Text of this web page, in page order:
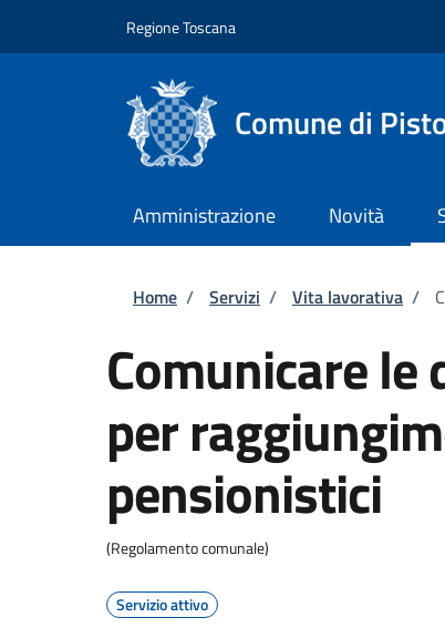
Regione Toscana
Comune di
Amministrazione Novità
Briciole di pane
Home / Servizi / Vita lavorativa /
Comunicare
per
pensionistici
(Regolamento comunale)
Servizio attivo